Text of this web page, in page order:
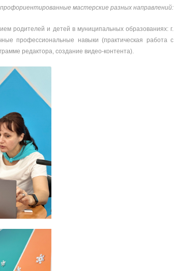
мастерские разных направлений:
родителей и детей в муниципальных образованиях: г.
профессиональные навыки (практическая работа с
редактора, создание видео-контента).